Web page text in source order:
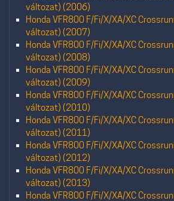
változat) (2006)
Honda VFR800 F/Fi/X/XA/XC
változat) (2007)
Honda VFR800 F/Fi/X/XA/XC
változat) (2008)
Honda VFR800 F/Fi/X/XA/XC
változat) (2009)
Honda VFR800 F/Fi/X/XA/XC
változat) (2010)
Honda VFR800 F/Fi/X/XA/XC
változat) (2011)
Honda VFR800 F/Fi/X/XA/XC
változat) (2012)
Honda VFR800 F/Fi/X/XA/XC
változat) (2013)
Honda VFR800 F/Fi/X/XA/XC